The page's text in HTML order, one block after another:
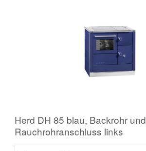
Herd DH 85 blau, Backrohr und
Rauchrohranschluss links